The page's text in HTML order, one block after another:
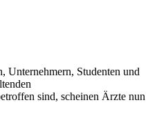
Unternehmern, Studenten und
sind, scheinen Ärzte nun